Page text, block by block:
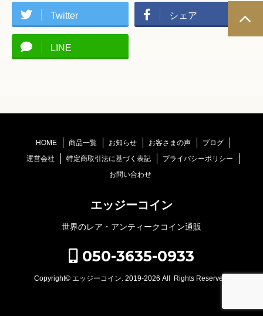
Twitter シェア
LINE
HOME 商品一覧 お知らせ お客さまの声
ブログ
運営会社
特定商取引法に基づく表記
プライバシーポリシー
お問い合わせ
エッジーコイン
世界のレア・アンティークコイン通販
050-3635-0933
Copyright© エッジーコイン. 2019-2026 All Rights Reserved.